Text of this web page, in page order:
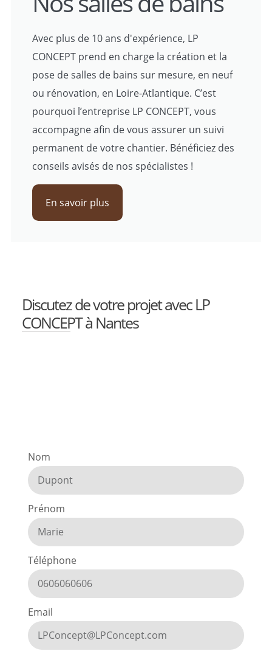
Avec plus de 10 ans d'expérience, LP
CONCEPT prend en charge la création et la
pose de salles de bains sur mesure, en neuf
ou rénovation, en Loire-Atlantique. C’est
pourquoi l’entreprise LP CONCEPT, vous
accompagne afin de vous assurer un suivi
permanent de votre chantier. Bénéficiez des
conseils avisés de nos spécialistes !
En savoir plus
Discutez de votre projet avec LP
CONCEPT à Nantes
Nom
Prénom
Téléphone
Email